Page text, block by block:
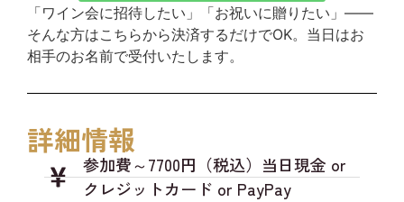
「ワイン会に招待したい」「お祝いに贈りたい」——
そんな方はこちらから決済するだけでOK。当日はお
相手のお名前で受付いたします。
詳細情報
参加費～7700円（税込）当日現金 or
クレジットカード or PayPay